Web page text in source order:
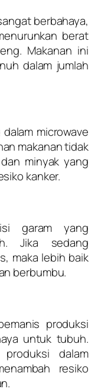
berbahaya,
berat
Makanan ini
dalam jumlah
microwave
makanan tidak
minyak yang
kanker.
garam yang
Jika sedang
maka lebih baik
berbumbu.
produksi
untuk tubuh.
produksi dalam
resiko